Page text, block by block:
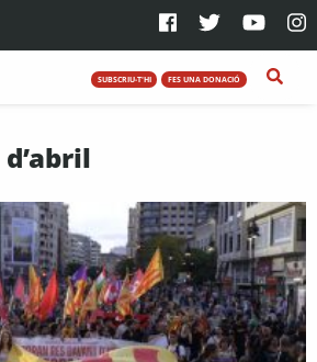
SUBSCRIU-T'HI FES UNA DONACIÓ